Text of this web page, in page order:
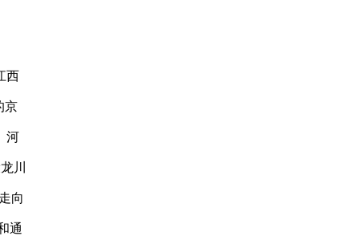
西
京
河
川
向
通